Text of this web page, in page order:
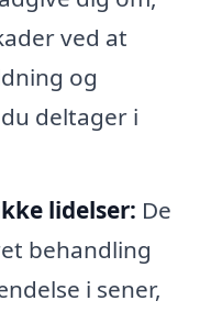
ved at
og
deltager i
lidelser: De
behandling
i sener,